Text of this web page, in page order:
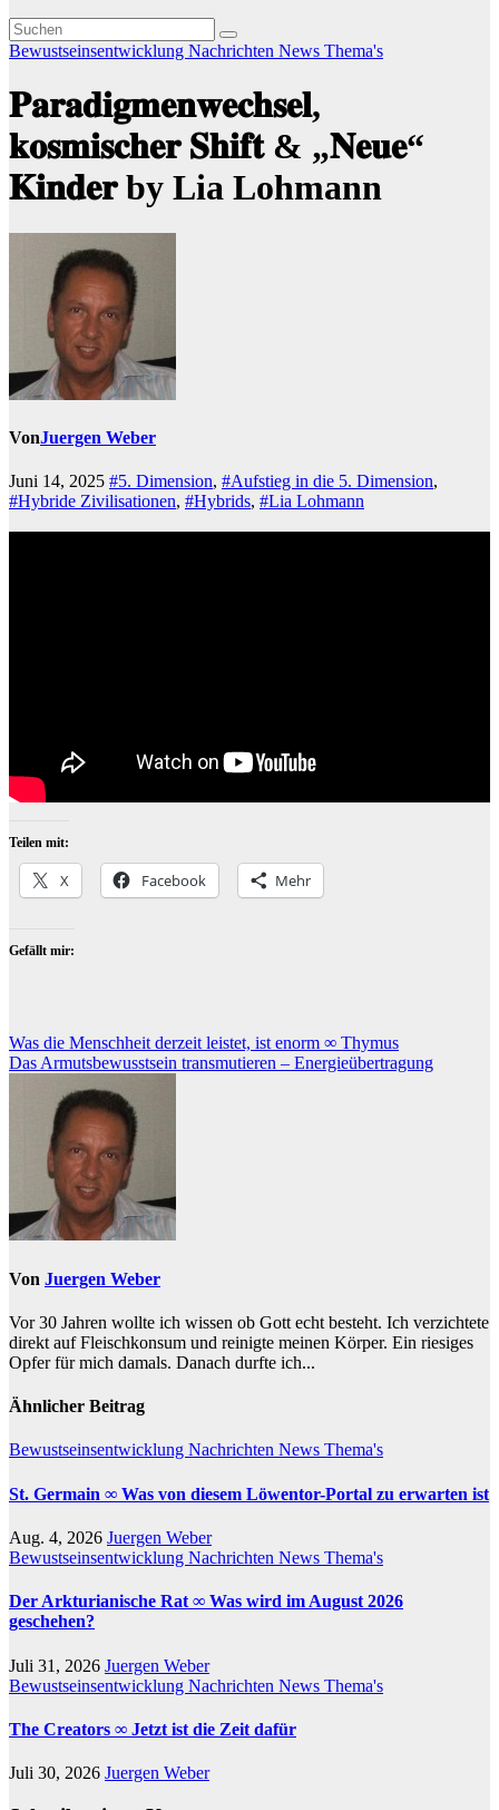
Bewustseinsentwicklung Nachrichten News Thema's
𝐏𝐚𝐫𝐚𝐝𝐢𝐠𝐦𝐞𝐧𝐰𝐞𝐜𝐡𝐬𝐞𝐥,
𝐤𝐨𝐬𝐦𝐢𝐬𝐜𝐡𝐞𝐫 𝐒𝐡𝐢𝐟𝐭 & „𝐍𝐞𝐮𝐞“
𝐊𝐢𝐧𝐝𝐞𝐫 by Lia Lohmann
VonJuergen Weber
Juni 14, 2025 #5. Dimension, #Aufstieg in die 5. Dimension,
#Hybride Zivilisationen, #Hybrids, #Lia Lohmann
Teilen mit:
X Facebook Mehr
Gefällt mir:
Beitragsnavigation
Was die Menschheit derzeit leistet, ist enorm ∞ Thymus
Das Armutsbewusstsein transmutieren – Energieübertragung
Von Juergen Weber
Vor 30 Jahren wollte ich wissen ob Gott echt besteht. Ich verzichtete
direkt auf Fleischkonsum und reinigte meinen Körper. Ein riesiges
Opfer für mich damals. Danach durfte ich...
Ähnlicher Beitrag
Bewustseinsentwicklung Nachrichten News Thema's
St. Germain ∞ Was von diesem Löwentor-Portal zu erwarten ist
Aug. 4, 2026 Juergen Weber
Bewustseinsentwicklung Nachrichten News Thema's
Der Arkturianische Rat ∞ Was wird im August 2026
geschehen?
Juli 31, 2026 Juergen Weber
Bewustseinsentwicklung Nachrichten News Thema's
The Creators ∞ Jetzt ist die Zeit dafür
Juli 30, 2026 Juergen Weber